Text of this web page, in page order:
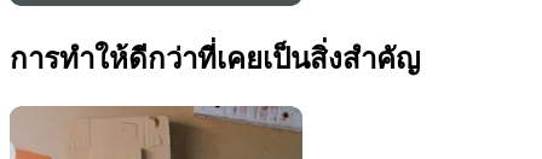
การทำให้ดีกว่าที่เคยเป็นสิ่งสำคัญ